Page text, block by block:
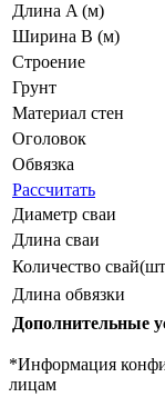
Длина A (м)
Ширина B (м)
Строение
Грунт
Материал стен
Оголовок
Обвязка
Рассчитать
Диаметр сваи
Длина сваи
Количество
Длина обвязки
Дополнительные
*Информация
лицам